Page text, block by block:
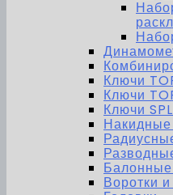
Ключи
Ключи
Ключи
Воротки